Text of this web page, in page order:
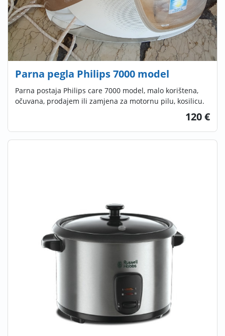
Parna pegla Philips 7000 model
Parna postaja Philips care 7000 model, malo korištena,
očuvana, prodajem ili zamjena za motornu pilu, kosilicu.
120 €